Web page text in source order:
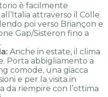
è facilmente
attraverso il Colle
poi verso Briançon e
Gap/Sisteron fino a
Anche in estate, il clima
Porta abbigliamento a
comode, una giacca
e per la visita in
da riempire con l’ottima